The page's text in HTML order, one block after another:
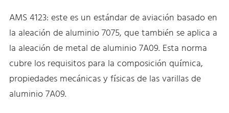
AMS 4123: este es un estándar de aviación basado en
la aleación de aluminio 7075, que también se aplica a
la aleación de metal de aluminio 7A09. Esta norma
cubre los requisitos para la composición química,
propiedades mecánicas y físicas de las varillas de
aluminio 7A09.